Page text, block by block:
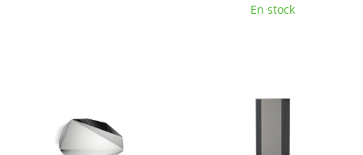
Lits doubles
En stock